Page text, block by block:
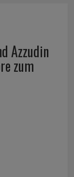
Azzudin
zum